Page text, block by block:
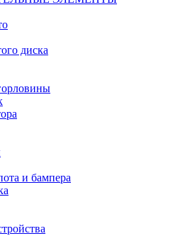
диска
и бампера